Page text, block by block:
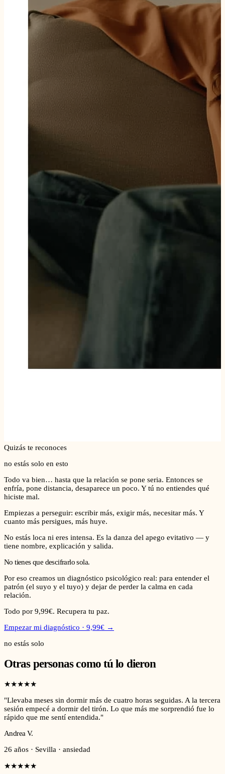
Quizás te reconoces
no estás solo en esto
Todo va bien… hasta que la relación se pone seria. Entonces se
enfría, pone distancia, desaparece un poco. Y tú no entiendes qué
hiciste mal.
Empiezas a perseguir: escribir más, exigir más, necesitar más. Y
cuanto más persigues, más huye.
No estás loca ni eres intensa. Es la danza del apego evitativo — y
tiene nombre, explicación y salida.
No tienes que descifrarlo sola.
Por eso creamos un diagnóstico psicológico real: para entender el
patrón (el suyo y el tuyo) y dejar de perder la calma en cada
relación.
Todo por 9,99€. Recupera tu paz.
Empezar mi diagnóstico · 9,99€ →
no estás solo
Otras personas como tú lo dieron
★★★★★
"Llevaba meses sin dormir más de cuatro horas seguidas. A la tercera
sesión empecé a dormir del tirón. Lo que más me sorprendió fue lo
rápido que me sentí entendida."
Andrea V.
26 años · Sevilla · ansiedad
★★★★★